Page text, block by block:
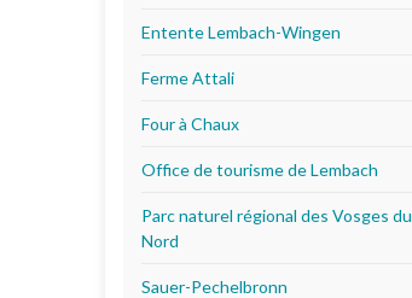
Entente Lembach-Wingen
Ferme Attali
Four à Chaux
Office de tourisme de Lembach
Parc naturel régional des Vosges du
Nord
Sauer-Pechelbronn